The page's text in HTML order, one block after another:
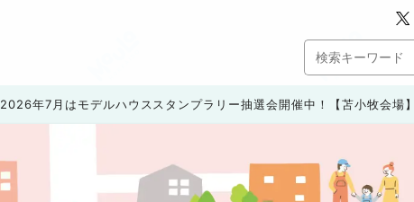
2026年7月はモデルハウススタンプラリー抽選会開催中！【苫小牧会場